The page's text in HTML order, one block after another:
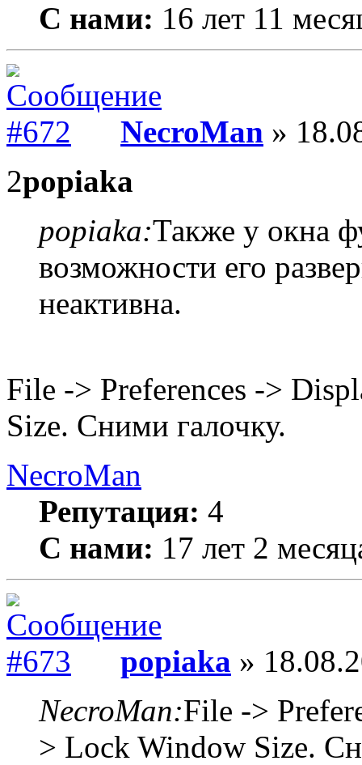
С нами: 16 лет 11
NecroMan »
2popiaka
popiaka:Также у окна
возможности его
неактивна.
File -> Preferences ->
Size. Сними галочку.
NecroMan
Репутация: 4
С нами: 17 лет 2
popiaka »
NecroMan:File ->
> Lock Window Size.